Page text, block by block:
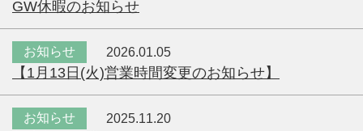
GW休暇のお知らせ
お知らせ 2026.01.05
【1月13日(火)営業時間変更のお知らせ】
お知らせ 2025.11.20